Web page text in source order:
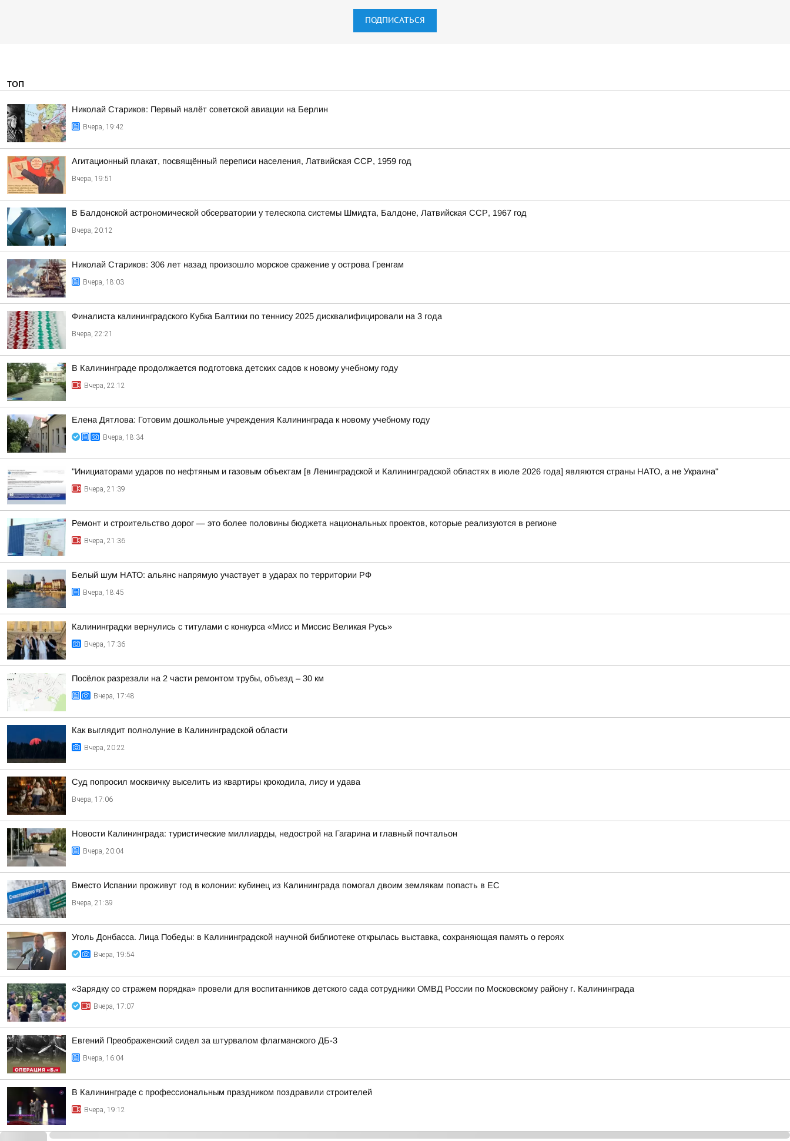
ПОДПИСАТЬСЯ
ТОП
Николай Стариков: Первый налёт советской авиации на Берлин
Вчера, 19:42
Агитационный плакат, посвящённый переписи населения, Латвийская ССР, 1959 год
Вчера, 19:51
В Балдонской астрономической обсерватории у телескопа системы Шмидта, Балдоне, Латвийская ССР, 1967 год
Вчера, 20:12
Николай Стариков: 306 лет назад произошло морское сражение у острова Гренгам
Вчера, 18:03
Финалиста калининградского Кубка Балтики по теннису 2025 дисквалифицировали на 3 года
Вчера, 22:21
В Калининграде продолжается подготовка детских садов к новому учебному году
Вчера, 22:12
Елена Дятлова: Готовим дошкольные учреждения Калининграда к новому учебному году
Вчера, 18:34
"Инициаторами ударов по нефтяным и газовым объектам [в Ленинградской и Калининградской областях в июле 2026 года] являются страны НАТО, а не Украина"
Вчера, 21:39
Ремонт и строительство дорог — это более половины бюджета национальных проектов, которые реализуются в регионе
Вчера, 21:36
Белый шум НАТО: альянс напрямую участвует в ударах по территории РФ
Вчера, 18:45
Калининградки вернулись с титулами с конкурса «Мисс и Миссис Великая Русь»
Вчера, 17:36
Посёлок разрезали на 2 части ремонтом трубы, объезд – 30 км
Вчера, 17:48
Как выглядит полнолуние в Калининградской области
Вчера, 20:22
Суд попросил москвичку выселить из квартиры крокодила, лису и удава
Вчера, 17:06
Новости Калининграда: туристические миллиарды, недострой на Гагарина и главный почтальон
Вчера, 20:04
Вместо Испании проживут год в колонии: кубинец из Калининграда помогал двоим землякам попасть в ЕС
Вчера, 21:39
Уголь Донбасса. Лица Победы: в Калининградской научной библиотеке открылась выставка, сохраняющая память о героях
Вчера, 19:54
«Зарядку со стражем порядка» провели для воспитанников детского сада сотрудники ОМВД России по Московскому району г. Калининграда
Вчера, 17:07
Евгений Преображенский сидел за штурвалом флагманского ДБ-3
Вчера, 16:04
В Калининграде с профессиональным праздником поздравили строителей
Вчера, 19:12